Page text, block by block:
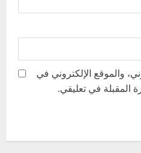
والموقع الإلكتروني في
المقبلة في تعليقي.